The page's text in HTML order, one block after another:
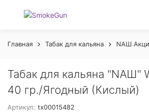
Главная Табак для кальяна NАШ
Табак для кальяна "NAШ"
40 гр./Ягодный (Кислый)
Артикул: tx00015482